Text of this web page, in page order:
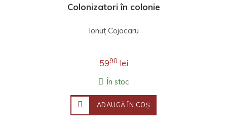
Colonizatori în colonie
Ionuţ Cojocaru
5990 lei
În stoc
ADAUGĂ ÎN COŞ